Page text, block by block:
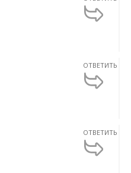
ОТВЕТИТЬ
ОТВЕТИТЬ